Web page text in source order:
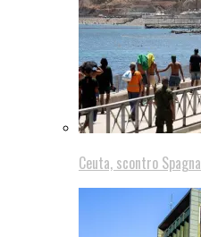
Ceuta, scontro